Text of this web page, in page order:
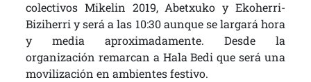
colectivos Mikelin 2019, Abetxuko y Ekoherri-
Biziherri y será a las 10:30 aunque se largará hora
y media aproximadamente. Desde la
organización remarcan a Hala Bedi que será una
movilización en ambientes festivo.